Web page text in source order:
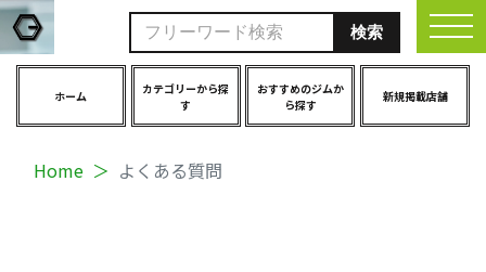
ホーム
カテゴリーから探
す
おすすめのジムか
ら探す
新規掲載店舗
Home よくある質問